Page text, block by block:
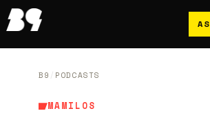
B9 / PODCASTS
MAMILOS